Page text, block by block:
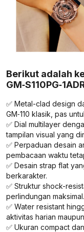
Berikut adalah
✅ Metal-clad design
GM‑110 klasik, pas
✅ Dial multilayer
tampilan visual yang
✅ Perpaduan desain
pembacaan waktu
✅ Desain strap flat
berkarakter.
✅ Struktur shock-
perlindungan maksimal.
✅ Water resistant
aktivitas harian
✅ Ukuran compact